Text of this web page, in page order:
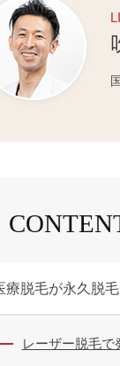
療脱毛が永久脱
レーザー脱毛